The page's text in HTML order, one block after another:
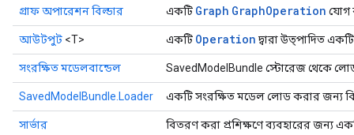
গ্রাফ অপারেশন বিল্ডার একটি Graph GraphOperation যোগ
আউটপুট <T> একটি Operation দ্বারা উত্পাদিত
সংরক্ষিত মডেলবান্ডেল SavedModelBundle স্টোরেজ থেকে
SavedModelBundle.Loader একটি সংরক্ষিত মডেল লোড করার জন্য
সার্ভার বিতরণ করা প্রশিক্ষণে ব্যবহারের জন্য